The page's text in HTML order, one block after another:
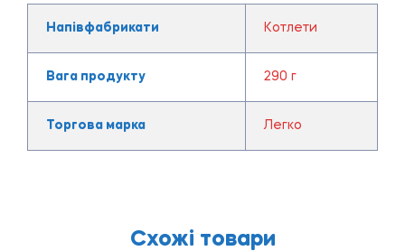
Напівфабрикати Котлети
Вага продукту 290 г
Торгова марка Легко
Схожі товари